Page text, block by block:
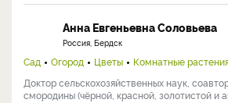
Анна Евгеньевна Соловьева
Россия, Бердск
Сад Огород Цветы Комнатные
Доктор сельскохозяйственных наук,
смородины (чёрной, красной, золотистой и